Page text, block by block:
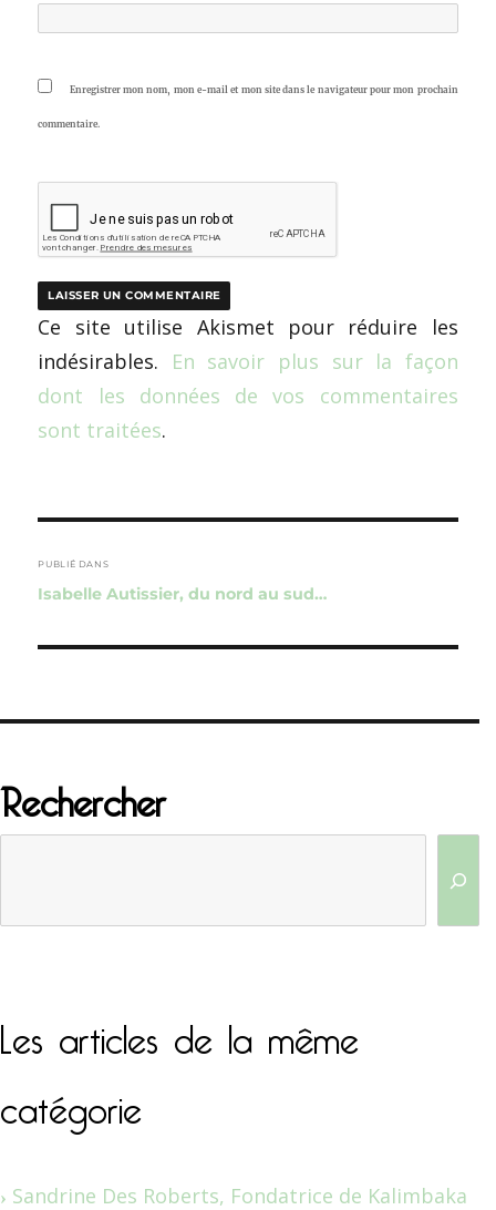
Enregistrer mon nom, mon e-mail et mon site dans le navigateur pour mon prochain
commentaire.
Ce site utilise Akismet pour réduire les
indésirables. En savoir plus sur la façon
dont les données de vos commentaires
sont traitées.
de
l’article
PUBLIÉ DANS
Isabelle Autissier, du nord au sud…
Rechercher
Les articles de la même
catégorie
Sandrine Des Roberts, Fondatrice de Kalimbaka